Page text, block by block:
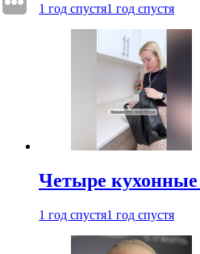
1 год спустя1 год спустя
Четыре кухонные
1 год спустя1 год спустя